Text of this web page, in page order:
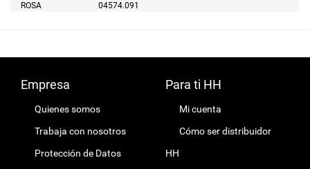
ROSA 04574.091
Empresa
Quienes somos
Trabaja con nosotros
Protección de Datos
Para ti HH
Mi cuenta
Cómo ser distribuidor
HH